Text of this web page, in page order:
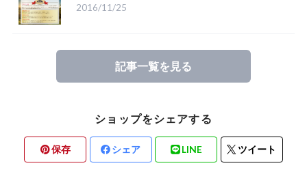
2016/11/25
記事一覧を見る
ショップをシェアする
保存 シェア LINE ツイート